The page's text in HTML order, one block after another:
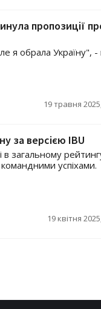
пропозиції
я обрала Україну", -
19 травня
за версією IBU
загальному
командними успіхами.
19 квітня